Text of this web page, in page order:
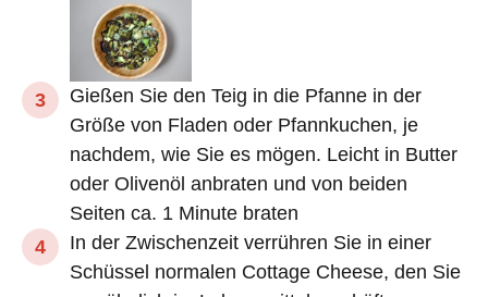
Gießen Sie den Teig in die Pfanne in der
Größe von Fladen oder Pfannkuchen, je
nachdem, wie Sie es mögen. Leicht in Butter
oder Olivenöl anbraten und von beiden
Seiten ca. 1 Minute braten
In der Zwischenzeit verrühren Sie in einer
Schüssel normalen Cottage Cheese, den Sie